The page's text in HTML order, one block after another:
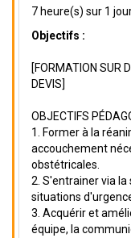
7 heure(s) sur 1
Objectifs :
[FORMATION SUR
DEVIS]
OBJECTIFS
1. Former à la
accouchement
obstétricales.
2. S'entrainer via la
situations
3. Acquérir et
équipe, la